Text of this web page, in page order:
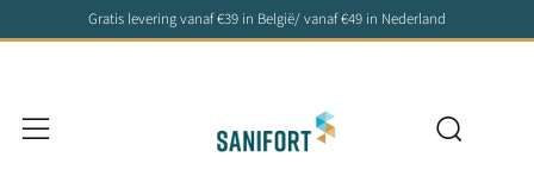
Gratis levering vanaf €39 in België/ vanaf €49 in Nederland
Menu